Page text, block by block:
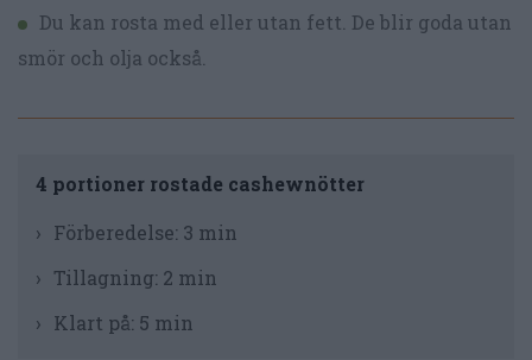
Du kan rosta med eller utan fett. De blir goda utan
smör och olja också.
4 portioner rostade cashewnötter
Förberedelse: 3 min
Tillagning: 2 min
Klart på: 5 min